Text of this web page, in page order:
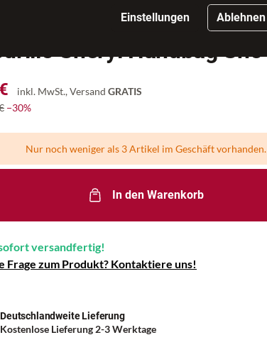
Einstellungen Ablehnen
Sheryl Handbag Sho
inkl. MwSt., Versand GRATIS
−30%
Nur noch weniger als 3 Artikel im Geschäft vorhanden.
In den Warenkorb
versandfertig!
Frage zum Produkt? Kontaktiere uns!
Deutschlandweite Lieferung
Kostenlose Lieferung 2-3 Werktage